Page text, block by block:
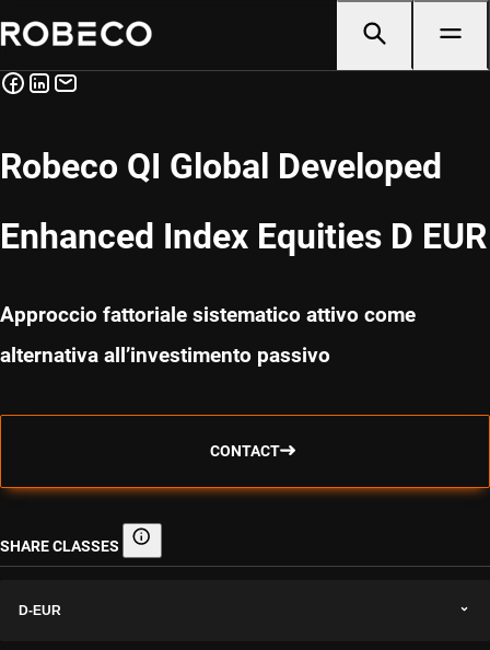
Robeco QI Global Developed
Enhanced Index Equities D EUR
Approccio fattoriale sistematico attivo come
alternativa all’investimento passivo
CONTACT
SHARE CLASSES Share classes
D-EUR